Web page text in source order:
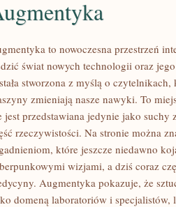
to nowoczesna przestrzeń
świat nowych technologii oraz
stworzona z myślą o
zmieniają nasze nawyki. To
jest przedstawiana jedynie jako
rzeczywistości. Na stronie można
które jeszcze niedawno
wizjami, a dziś coraz
Augmentyka pokazuje, że
domeną laboratoriów i specjalistów,